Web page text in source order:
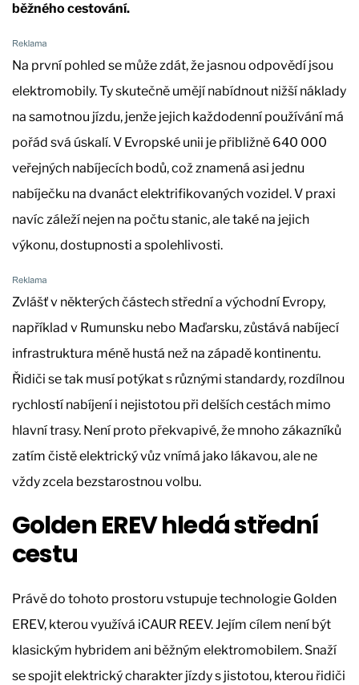
běžného cestování.
Na první pohled se může zdát, že jasnou odpovědí jsou
elektromobily. Ty skutečně umějí nabídnout nižší náklady
na samotnou jízdu, jenže jejich každodenní používání má
pořád svá úskalí. V Evropské unii je přibližně 640 000
veřejných nabíjecích bodů, což znamená asi jednu
nabíječku na dvanáct elektrifikovaných vozidel. V praxi
navíc záleží nejen na počtu stanic, ale také na jejich
výkonu, dostupnosti a spolehlivosti.
Zvlášť v některých částech střední a východní Evropy,
například v Rumunsku nebo Maďarsku, zůstává nabíjecí
infrastruktura méně hustá než na západě kontinentu.
Řidiči se tak musí potýkat s různými standardy, rozdílnou
rychlostí nabíjení i nejistotou při delších cestách mimo
hlavní trasy. Není proto překvapivé, že mnoho zákazníků
zatím čistě elektrický vůz vnímá jako lákavou, ale ne
vždy zcela bezstarostnou volbu.
Golden EREV hledá střední
cestu
Právě do tohoto prostoru vstupuje technologie Golden
EREV, kterou využívá iCAUR REEV. Jejím cílem není být
klasickým hybridem ani běžným elektromobilem. Snaží
se spojit elektrický charakter jízdy s jistotou, kterou řidiči